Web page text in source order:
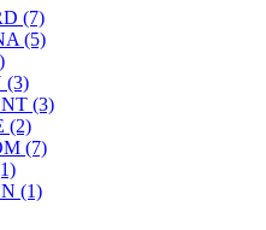
(7)
(5)
(3)
(3)
(2)
(7)
(1)